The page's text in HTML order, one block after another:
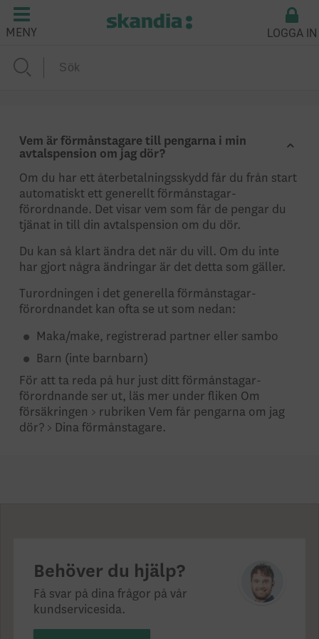
MENY LOGGA IN
Vem är förmånstagare till pengarna i min
avtalspension om jag dör?
Om du har ett återbetalningsskydd får du från start
automatiskt ett generellt förmåns­tagar­­
förordnande. Det visar vem som får de pengar du
tjänat in till din avtalspension om du dör.
Du kan så klart ändra det när du vill. Om du inte
har gjort några ändringar är det detta som gäller.
Turordningen i det generella förmånstagar­
förordnandet kan ofta se ut som nedan:
Maka/make, registrerad partner eller sambo
Barn (inte barnbarn)
För att ta reda på hur just ditt förmåns­tagar­­­
förordnande ser ut, läs mer under fliken Om
försäkringen > rubriken Vem får pengarna om jag
dör? > Dina förmånstagare.
Behöver du hjälp?
Få svar på dina frågor på vår
kundservicesida.